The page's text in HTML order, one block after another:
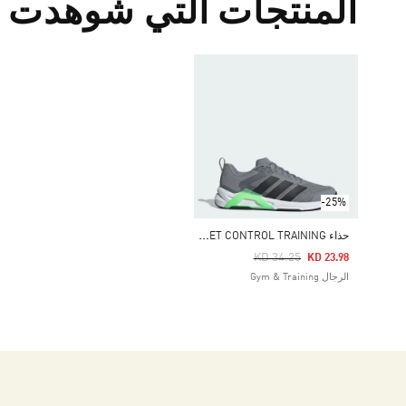
المنتجات التي شوهدت
-25%
ح
ذاء DROPSET CONTROL TRAINING
Price Reduced From
KD 34.25
To KD 23.98
الرجال Gym & Training